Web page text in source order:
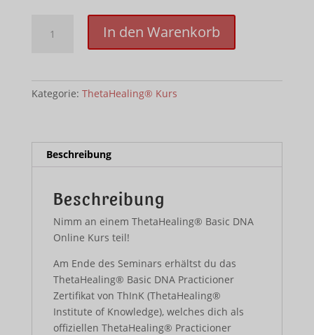
Basic
Menge
In den Warenkorb
Kategorie: ThetaHealing® Kurs
Beschreibung
Beschreibung
Nimm an einem ThetaHealing® Basic DNA
Online Kurs teil!
Am Ende des Seminars erhältst du das
ThetaHealing® Basic DNA Practicioner
Zertifikat von ThInK (ThetaHealing®
Institute of Knowledge), welches dich als
offiziellen ThetaHealing® Practicioner